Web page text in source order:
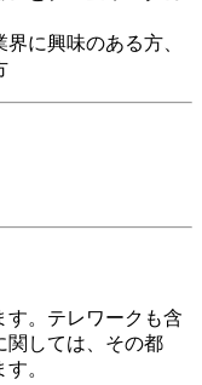
に興味のある方、
す。テレワークも含
関しては、その都
。